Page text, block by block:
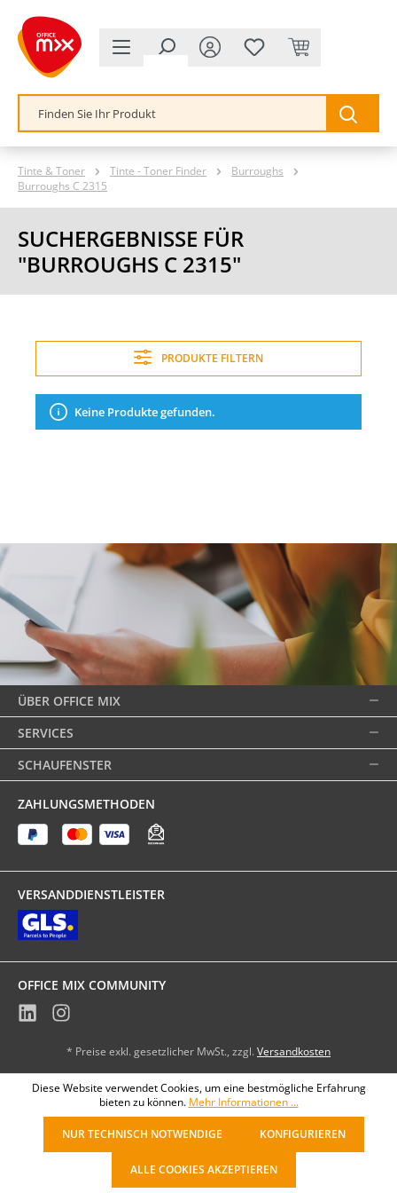
springen
Tinte & Toner Tinte - Toner Finder
Burroughs
Burroughs C 2315
SUCHERGEBNISSE FÜR
"BURROUGHS C 2315"
PRODUKTE FILTERN
Keine Produkte gefunden.
ÜBER OFFICE MIX
SERVICES
SCHAUFENSTER
ZAHLUNGSMETHODEN
VERSANDDIENSTLEISTER
OFFICE MIX COMMUNITY
* Preise exkl. gesetzlicher MwSt., zzgl. Versandkosten
Diese Website verwendet Cookies, um eine bestmögliche Erfahrung
bieten zu können. Mehr Informationen ...
NUR TECHNISCH NOTWENDIGE KONFIGURIEREN
ALLE COOKIES AKZEPTIEREN